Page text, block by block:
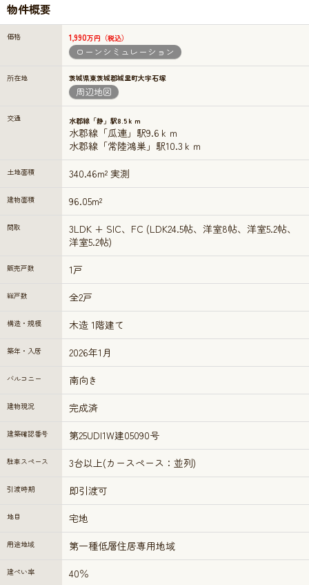
物件概要
価格 1,990万円（税込）
ローンシミュレーション
所在地 茨城県東茨城郡城里町大字石塚
周辺地図
交通 水郡線「静」駅8.5ｋｍ
水郡線「瓜連」駅9.6ｋｍ
水郡線「常陸鴻巣」駅10.3ｋｍ
土地面積 340.46m² 実測
建物面積 96.05m²
間取
3LDK + SIC、FC (LDK24.5帖、洋室8帖、洋室5.2帖、
洋室5.2帖)
販売戸数 1戸
総戸数 全2戸
構造・規模 木造 1階建て
築年・入居 2026年1月
バルコニー 南向き
建物現況 完成済
建築確認番号 第25UDI1W建05090号
駐車スペース 3台以上(カースペース：並列)
引渡時期 即引渡可
地目 宅地
用途地域 第一種低層住居専用地域
建ぺい率 40％